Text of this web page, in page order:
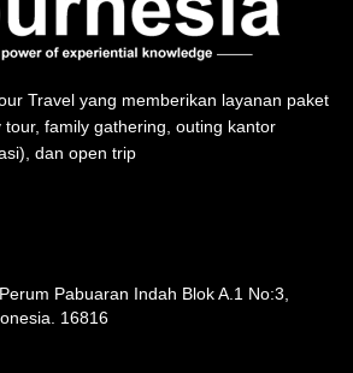
Travel yang memberikan layanan paket
family gathering, outing kantor
dan open trip
Pabuaran Indah Blok A.1 No:3,
16816